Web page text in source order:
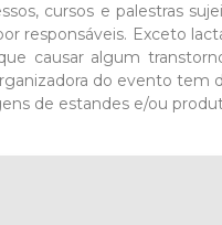
cursos e palestras
responsáveis. Exceto
causar algum
do evento tem
de estandes e/ou